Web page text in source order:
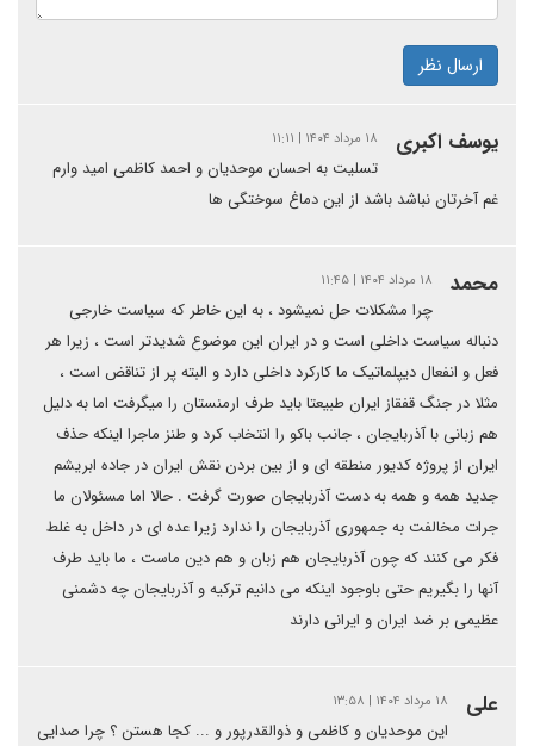
ارسال نظر
یوسف اکبری ۱۸ مرداد ۱۴۰۴ | ۱۱:۱۱
تسلیت به احسان موحدیان و احمد کاظمی امید وارم
غم آخرتان نباشد باشد از این دماغ سوختگی ها
محمد ۱۸ مرداد ۱۴۰۴ | ۱۱:۴۵
چرا مشکلات حل نمیشود ، به این خاطر که سیاست خارجی
دنباله سیاست داخلی است و در ایران این موضوع شدیدتر است ، زیرا هر
فعل و انفعال دیپلماتیک ما کارکرد داخلی دارد و البته پر از تناقض است ،
مثلا در جنگ قفقاز ایران طبیعتا باید طرف ارمنستان را میگرفت اما به دلیل
هم زبانی با آذربایجان ، جانب باکو را انتخاب کرد و طنز ماجرا اینکه حذف
ایران از پروژه کدیور منطقه ای و از بین بردن نقش ایران در جاده ابریشم
جدید همه و همه به دست آذربایجان صورت گرفت . حالا اما مسئولان ما
جرات مخالفت به جمهوری آذربایجان را ندارد زیرا عده ای در داخل به غلط
فکر می کنند که چون آذربایجان هم زبان و هم دین ماست ، ما باید طرف
آنها را بگیریم حتی باوجود اینکه می دانیم ترکیه و آذربایجان چه دشمنی
عظیمی بر ضد ایران و ایرانی دارند
علی ۱۸ مرداد ۱۴۰۴ | ۱۳:۵۸
این موحدیان و کاظمی و ذوالقدرپور و ... کجا هستن ؟ چرا صدایی